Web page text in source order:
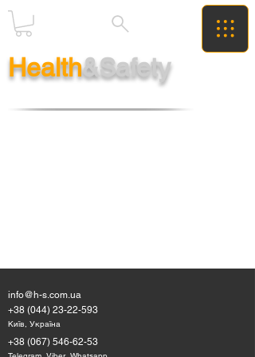
Health&Safety
info@h-s.com.ua
+38 (044) 23-22-593
Київ, Україна
+38 (067) 546-62-53